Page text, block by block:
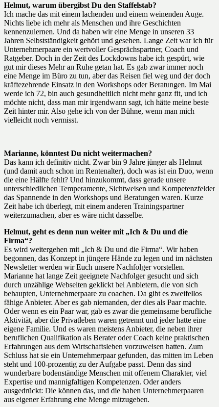
Helmut, warum übergibst Du den Staffelstab?
Ich mache das mit einem lachenden und einem weinenden Auge.
Nichts liebe ich mehr als Menschen und ihre Geschichten
kennenzulernen. Und da haben wir eine Menge in unseren 33
Jahren Selbstständigkeit gehört und gesehen. Lange Zeit war ich für
Unternehmerpaare ein wertvoller Gesprächspartner, Coach und
Ratgeber. Doch in der Zeit des Lockdowns habe ich gespürt, wie
gut mir dieses Mehr an Ruhe getan hat. Es gab zwar immer noch
eine Menge im Büro zu tun, aber das Reisen fiel weg und der doch
kräftezehrende Einsatz in den Workshops oder Beratungen. Im Mai
werde ich 72, bin auch gesundheitlich nicht mehr ganz fit, und ich
möchte nicht, dass man mir irgendwann sagt, ich hätte meine beste
Zeit hinter mir. Also gehe ich von der Bühne, wenn man mich
vielleicht noch vermisst.
Marianne, könntest Du nicht weitermachen?
Das kann ich definitiv nicht. Zwar bin 9 Jahre jünger als Helmut
(und damit auch schon im Rentenalter), doch was ist ein Duo, wenn
die eine Hälfte fehlt? Und hinzukommt, dass gerade unsere
unterschiedlichen Temperamente, Sichtweisen und Kompetenzfelder
das Spannende in den Workshops und Beratungen waren. Kurze
Zeit habe ich überlegt, mit einem anderen Trainingspartner
weiterzumachen, aber es wäre nicht dasselbe.
Helmut, geht es denn nun weiter mit „Ich & Du und die
Firma“?
Es wird weitergehen mit „Ich & Du und die Firma“. Wir haben
begonnen, das Konzept in jüngere Hände zu legen und im nächsten
Newsletter werden wir Euch unsere Nachfolger vorstellen.
Marianne hat lange Zeit geeignete Nachfolger gesucht und sich
durch unzählige Webseiten geklickt bei Anbietern, die von sich
behaupten, Unternehmerpaare zu coachen. Da gibt es zweifellos
fähige Anbieter. Aber es gab niemanden, der dies als Paar machte.
Oder wenn es ein Paar war, gab es zwar die gemeinsame berufliche
Aktivität, aber die Privatleben waren getrennt und jeder hatte eine
eigene Familie. Und es waren meistens Anbieter, die neben ihrer
beruflichen Qualifikation als Berater oder Coach keine praktischen
Erfahrungen aus dem Wirtschaftsleben vorzuweisen hatten. Zum
Schluss hat sie ein Unternehmerpaar gefunden, das mitten im Leben
steht und 100-prozentig zu der Aufgabe passt. Denn das sind
wunderbare bodenständige Menschen mit offenem Charakter, viel
Expertise und mannigfaltigen Kompetenzen. Oder anders
ausgedrückt: Die können das, und die haben Unternehmerpaaren
aus eigener Erfahrung eine Menge mitzugeben.